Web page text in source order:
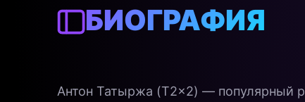
БИОГРАФИЯ
Антон Татыржа (T2x2) — популярный